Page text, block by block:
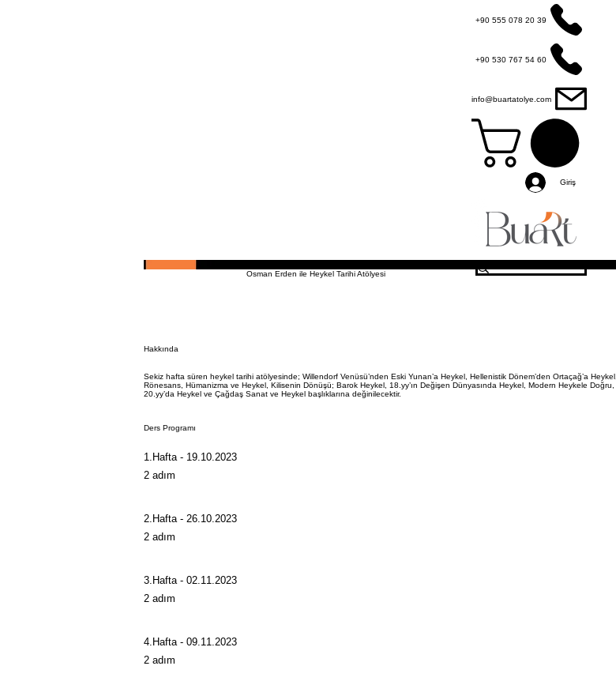
+90 555 078 20 39
+90 530 767 54 60
info@buartatolye.com
Giriş
Osman Erden ile Heykel Tarihi Atölyesi
Hakkında
Sekiz hafta süren heykel tarihi atölyesinde; Willendorf Venüsü’nden Eski Yunan’a Heykel, Hellenistik Dönem’den Ortaçağ’a Heykel,
Rönesans, Hümanizma ve Heykel, Kilisenin Dönüşü; Barok Heykel, 18.yy’ın Değişen Dünyasında Heykel, Modern Heykele Doğru,
20.yy’da Heykel ve Çağdaş Sanat ve Heykel başlıklarına değinilecektir.
Ders Programı
1.Hafta - 19.10.2023
.
2 adım
2.Hafta - 26.10.2023
.
2 adım
3.Hafta - 02.11.2023
.
2 adım
4.Hafta - 09.11.2023
.
2 adım